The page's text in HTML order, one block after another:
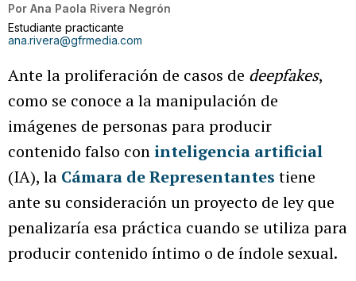
Por Ana Paola Rivera Negrón
Estudiante practicante
ana.rivera@gfrmedia.com
Ante la proliferación de casos de deepfakes,
como se conoce a la manipulación de
imágenes de personas para producir
contenido falso con inteligencia artificial
(IA), la Cámara de Representantes tiene
ante su consideración un proyecto de ley que
penalizaría esa práctica cuando se utiliza para
producir contenido íntimo o de índole sexual.